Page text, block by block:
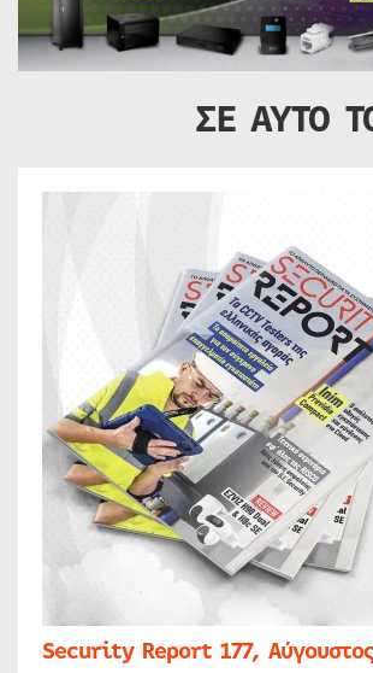
ΣΕ ΑΥΤΟ
Security Report 177,